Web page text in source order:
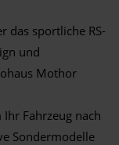
das sportliche RS-
und
Mothor
Fahrzeug nach
Sondermodelle